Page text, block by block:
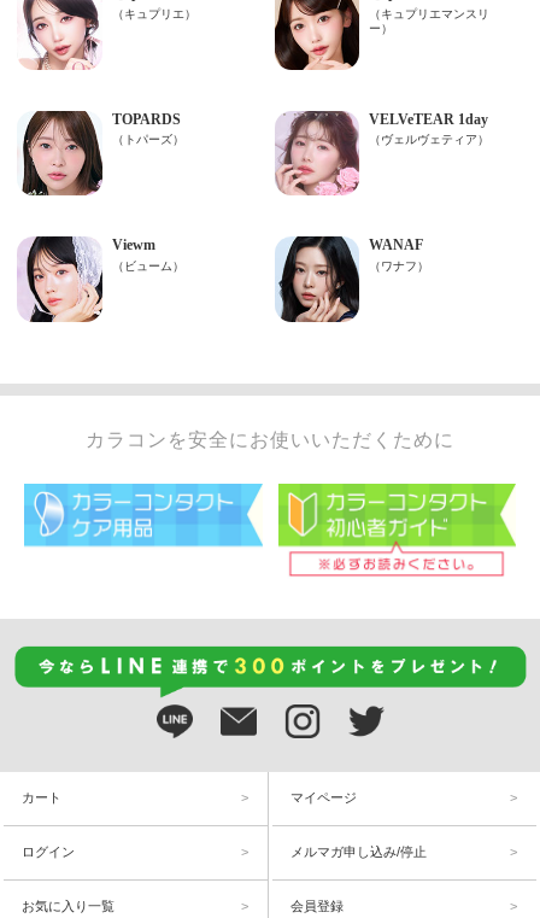
カラコンを安全にお使いいただくために
カート マイページ
ログイン メルマガ申し込み/停止
お気に入り一覧 会員登録